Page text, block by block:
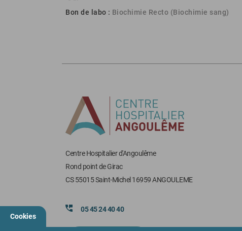
Bon de labo : Biochimie Recto (Biochimie sang)
Centre Hospitalier d'Angoulême
Rond point de Girac
CS 55015 Saint-Michel 16959 ANGOULEME
05 45 24 40 40
Cookies